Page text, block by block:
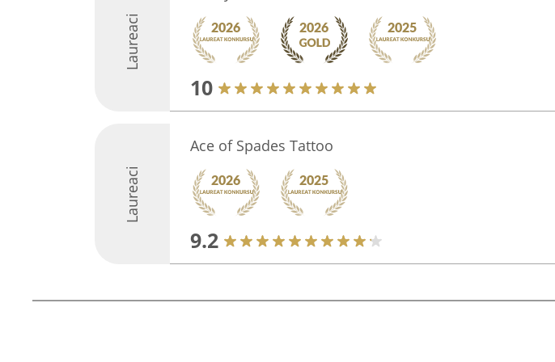
Laureaci
10
Laureaci
Ace of Spades Tattoo
9.2